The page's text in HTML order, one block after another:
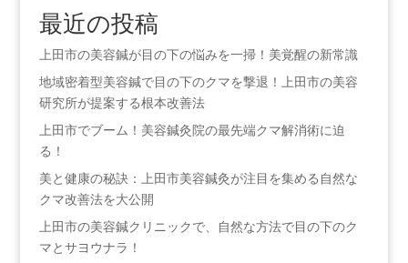
最近の投稿
上田市の美容鍼が目の下の悩みを一掃！美覚醒の新常識
地域密着型美容鍼で目の下のクマを撃退！上田市の美容
研究所が提案する根本改善法
上田市でブーム！美容鍼灸院の最先端クマ解消術に迫
る！
美と健康の秘訣：上田市美容鍼灸が注目を集める自然な
クマ改善法を大公開
上田市の美容鍼クリニックで、自然な方法で目の下のク
マとサヨウナラ！